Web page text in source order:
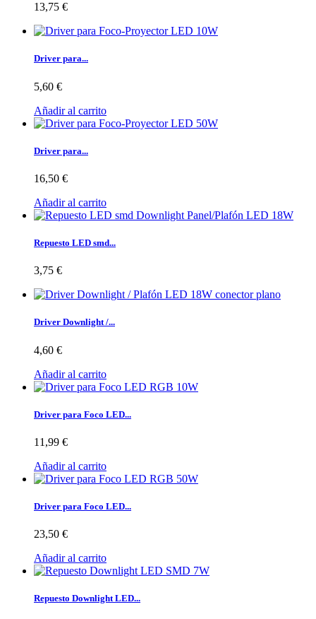
13,75 €
Driver para...
5,60 €
Añadir al carrito
Driver para...
16,50 €
Añadir al carrito
Repuesto LED smd...
3,75 €
Driver Downlight /...
4,60 €
Añadir al carrito
Driver para Foco LED...
11,99 €
Añadir al carrito
Driver para Foco LED...
23,50 €
Añadir al carrito
Repuesto Downlight LED...